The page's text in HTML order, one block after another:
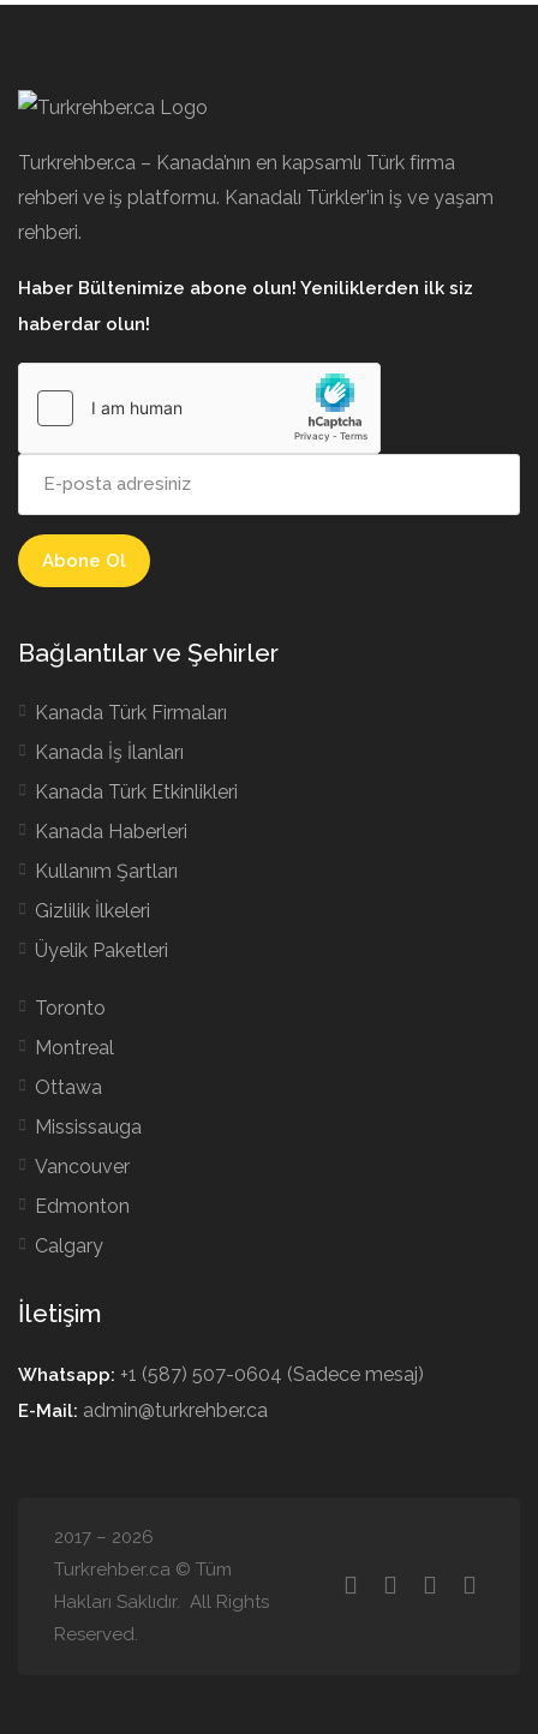
Turkrehber.ca – Kanada’nın en kapsamlı Türk firma
rehberi ve iş platformu. Kanadalı Türkler’in iş ve yaşam
rehberi.
Haber Bültenimize abone olun! Yeniliklerden ilk siz
haberdar olun!
Bağlantılar ve Şehirler
Kanada Türk Firmaları
Kanada İş İlanları
Kanada Türk Etkinlikleri
Kanada Haberleri
Kullanım Şartları
Gizlilik İlkeleri
Üyelik Paketleri
Toronto
Montreal
Ottawa
Mississauga
Vancouver
Edmonton
Calgary
İletişim
Whatsapp: +1 (587) 507-0604 (Sadece mesaj)
E-Mail: admin@turkrehber.ca
2017 – 2026
Turkrehber.ca © Tüm
Hakları Saklıdır. All Rights
Reserved.